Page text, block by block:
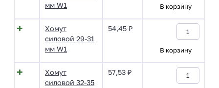
мм W1
В корзину
Хомут
силовой 29-31
мм W1
54,45 ₽
В корзину
Хомут
силовой 32-35
57,53 ₽